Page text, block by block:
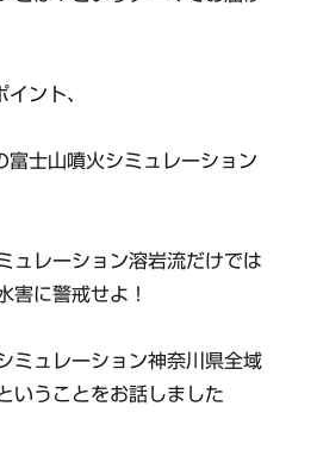
ント、
士山噴火シミュレーション
ュレーション溶岩流だけでは
害に警戒せよ！
ミュレーション神奈川県全域
いうことをお話しました